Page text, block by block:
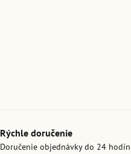
Rýchle doručenie
Doručenie objednávky do 24 hodín